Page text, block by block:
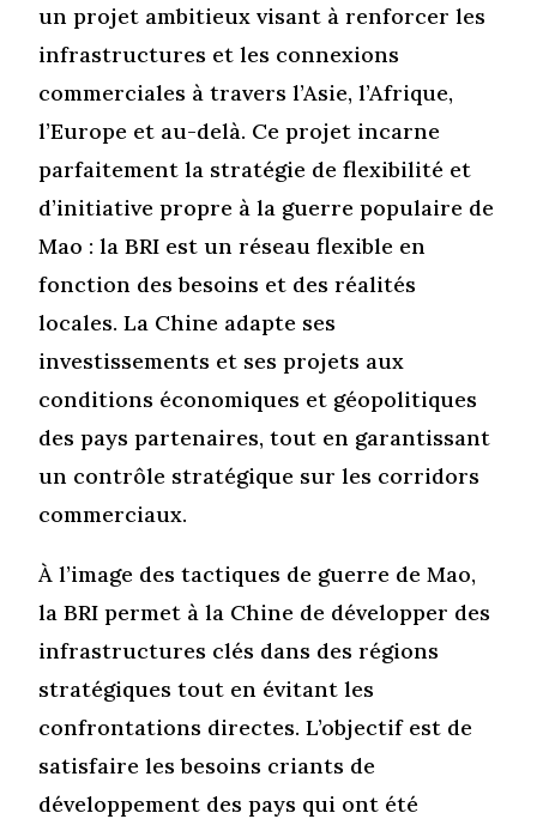
un projet ambitieux visant à renforcer les
infrastructures et les connexions
commerciales à travers l’Asie, l’Afrique,
l’Europe et au-delà. Ce projet incarne
parfaitement la stratégie de flexibilité et
d’initiative propre à la guerre populaire de
Mao : la BRI est un réseau flexible en
fonction des besoins et des réalités
locales. La Chine adapte ses
investissements et ses projets aux
conditions économiques et géopolitiques
des pays partenaires, tout en garantissant
un contrôle stratégique sur les corridors
commerciaux.
À l’image des tactiques de guerre de Mao,
la BRI permet à la Chine de développer des
infrastructures clés dans des régions
stratégiques tout en évitant les
confrontations directes. L’objectif est de
satisfaire les besoins criants de
développement des pays qui ont été